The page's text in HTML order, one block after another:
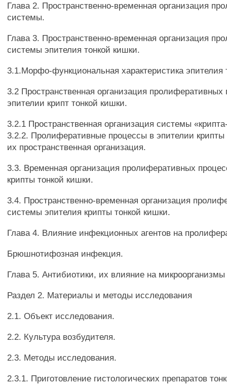
Глава 2. Пространственно-временная организация
системы.
Глава 3. Пространственно-временная организация
системы эпителия тонкой кишки.
3.1.Морфо-функциональная характеристика эпителия
3.2 Пространственная организация пролиферативных
эпителии крипт тонкой кишки.
3.2.1 Пространственная организация системы
3.2.2. Пролиферативные процессы в эпителии крипты
их пространственная организация.
3.3. Временная организация пролиферативных
крипты тонкой кишки.
3.4. Пространственно-временная организация
системы эпителия крипты тонкой кишки.
Глава 4. Влияние инфекционных агентов на
Брюшнотифозная инфекция.
Глава 5. Антибиотики, их влияние на
Раздел 2. Материалы и методы исследования
2.1. Объект исследования.
2.2. Культура возбудителя.
2.3. Методы исследования.
2.3.1. Приготовление гистологических препаратов